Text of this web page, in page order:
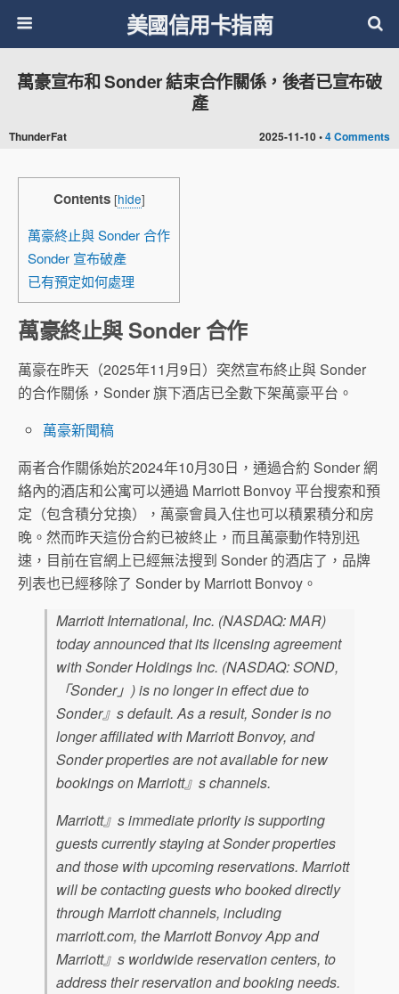
美國信用卡指南
2025-11-10 •4 Comments
萬豪宣布和 Sonder 結束合作關係，後者已宣布破
產
ThunderFat
Contents [hide]
萬豪終止與 Sonder 合作
Sonder 宣布破產
已有預定如何處理
萬豪終止與 Sonder 合作
萬豪在昨天（2025年11月9日）突然宣布終止與 Sonder
的合作關係，Sonder 旗下酒店已全數下架萬豪平台。
萬豪新聞稿
兩者合作關係始於2024年10月30日，通過合約 Sonder 網
絡內的酒店和公寓可以通過 Marriott Bonvoy 平台搜索和預
定（包含積分兌換），萬豪會員入住也可以積累積分和房
晚。然而昨天這份合約已被終止，而且萬豪動作特別迅
速，目前在官網上已經無法搜到 Sonder 的酒店了，品牌
列表也已經移除了 Sonder by Marriott Bonvoy。
Marriott International, Inc. (NASDAQ: MAR)
today announced that its licensing agreement
with Sonder Holdings Inc. (NASDAQ: SOND,
「Sonder」) is no longer in effect due to
Sonder』s default. As a result, Sonder is no
longer affiliated with Marriott Bonvoy, and
Sonder properties are not available for new
bookings on Marriott』s channels.
Marriott』s immediate priority is supporting
guests currently staying at Sonder properties
and those with upcoming reservations. Marriott
will be contacting guests who booked directly
through Marriott channels, including
marriott.com, the Marriott Bonvoy App and
Marriott』s worldwide reservation centers, to
address their reservation and booking needs.